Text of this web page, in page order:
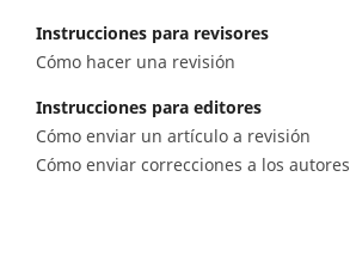
Instrucciones para revisores
Cómo hacer una revisión
Instrucciones para editores
Cómo enviar un artículo a revisión
Cómo enviar correcciones a los autores